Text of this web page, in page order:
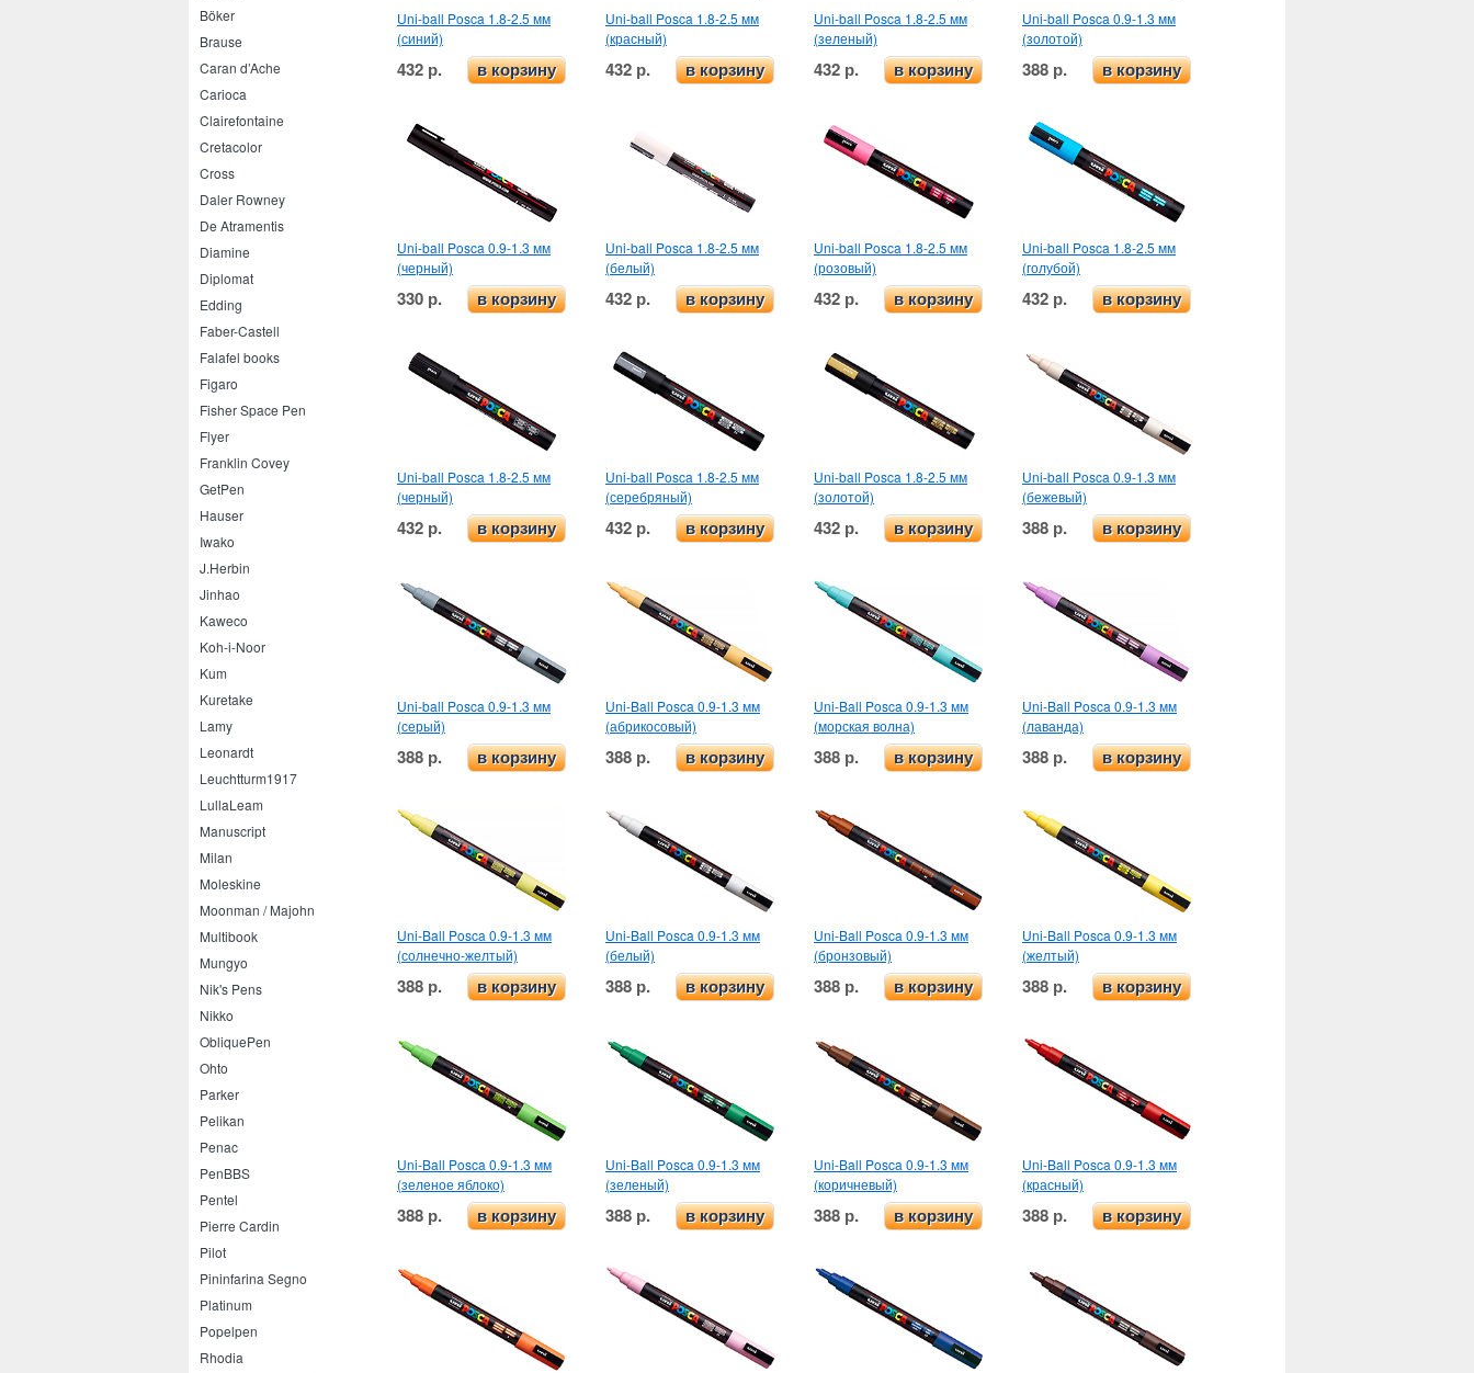
Böker
Brause
Caran d’Ache
Carioca
Clairefontaine
Cretacolor
Cross
Daler Rowney
De Atramentis
Diamine
Diplomat
Edding
Faber-Castell
Falafel books
Figaro
Fisher Space Pen
Flyer
Franklin Covey
GetPen
Hauser
Iwako
J.Herbin
Jinhao
Kaweco
Koh-i-Noor
Kum
Kuretake
Lamy
Leonardt
Leuchtturm1917
LullaLeam
Manuscript
Milan
Moleskine
Moonman / Majohn
Multibook
Mungyo
Nik's Pens
Nikko
ObliquePen
Ohto
Parker
Pelikan
Penac
PenBBS
Pentel
Pierre Cardin
Pilot
Pininfarina Segno
Platinum
Popelpen
Rhodia
Uni-ball Posca 1.8-2.5 мм
(синий)
432 р. в корзину
Uni-ball Posca 1.8-2.5 мм
(красный)
432 р. в корзину
Uni-ball Posca 1.8-2.5 мм
(зеленый)
432 р. в корзину
Uni-ball Posca 0.9-1.3 мм
(золотой)
388 р. в корзину
Uni-ball Posca 0.9-1.3 мм
(черный)
330 р. в корзину
Uni-ball Posca 1.8-2.5 мм
(белый)
432 р. в корзину
Uni-ball Posca 1.8-2.5 мм
(розовый)
432 р. в корзину
Uni-ball Posca 1.8-2.5 мм
(голубой)
432 р. в корзину
Uni-ball Posca 1.8-2.5 мм
(черный)
432 р. в корзину
Uni-ball Posca 1.8-2.5 мм
(серебряный)
432 р. в корзину
Uni-ball Posca 1.8-2.5 мм
(золотой)
432 р. в корзину
Uni-ball Posca 0.9-1.3 мм
(бежевый)
388 р. в корзину
Uni-ball Posca 0.9-1.3 мм
(серый)
388 р. в корзину
Uni-Ball Posca 0.9-1.3 мм
(абрикосовый)
388 р. в корзину
Uni-Ball Posca 0.9-1.3 мм
(морская волна)
388 р. в корзину
Uni-Ball Posca 0.9-1.3 мм
(лаванда)
388 р. в корзину
Uni-Ball Posca 0.9-1.3 мм
(солнечно-желтый)
388 р. в корзину
Uni-Ball Posca 0.9-1.3 мм
(белый)
388 р. в корзину
Uni-Ball Posca 0.9-1.3 мм
(бронзовый)
388 р. в корзину
Uni-Ball Posca 0.9-1.3 мм
(желтый)
388 р. в корзину
Uni-Ball Posca 0.9-1.3 мм
(зеленое яблоко)
388 р. в корзину
Uni-Ball Posca 0.9-1.3 мм
(зеленый)
388 р. в корзину
Uni-Ball Posca 0.9-1.3 мм
(коричневый)
388 р. в корзину
Uni-Ball Posca 0.9-1.3 мм
(красный)
388 р. в корзину